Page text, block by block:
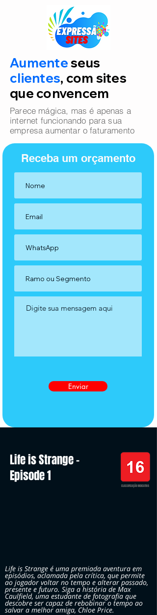
Aumenteseus
clientes, com sites
que convencem
Parece mágica, mas é apenas a
internet funcionando para sua
empresa aumentar o faturamento
Receba um orçamento
Enviar
Life is Strange -
Episode 1
CLASSIFICAÇÃO INDICATIVA
Life is Strange é uma premiada aventura em
episódios, aclamada pela crítica, que permite
ao jogador voltar no tempo e alterar passado,
presente e futuro. Siga a história de Max
Caulfield, uma estudante de fotografia que
descobre ser capaz de rebobinar o tempo ao
salvar a melhor amiga, Chloe Price.